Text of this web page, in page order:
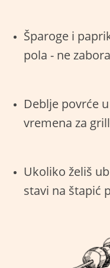
Šparoge i
pola - ne
Deblje povrće
vremena za
Ukoliko želiš
stavi na štapić